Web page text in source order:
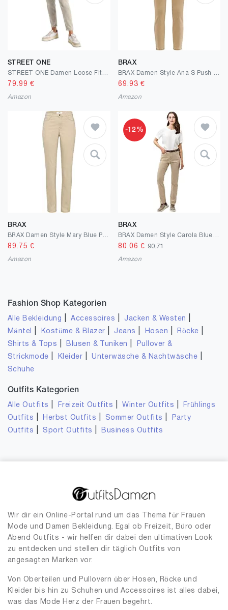
STREET ONE
79.99 €
Amazon
BRAX
69.93 €
Amazon
BRAX
89.75 €
Amazon
-12%
BRAX
80.06 € 90.71
Amazon
Fashion Shop Kategorien
Alle Bekleidung |Accessoires Jacken & Westen
Mäntel Kostüme & Blazer Jeans Hosen Röcke
Shirts & Tops Blusen & Tuniken
Pullover &
Strickmode
Kleider |Unterwäsche & Nachtwäsche
Schuhe
Outfits Kategorien
Alle Outfits Freizeit Outfits |Winter Outfits
Frühlings
Outfits
Herbst Outfits Sommer Outfits
Party
Outfits
Sport Outfits Business Outfits
Wir dir ein Online-Portal rund um das Thema für Frauen
Mode und Damen Bekleidung. Egal ob Freizeit, Büro oder
Abend Outfits - wir helfen dir dabei den ultimativen Look
zu entdecken und stellen dir täglich Outfits von
angesagten Marken vor.
Von Oberteilen und Pullovern über Hosen, Röcke und
Kleider bis hin zu Schuhen und Accessoires ist alles dabei,
was das Mode Herz der Frauen begehrt.